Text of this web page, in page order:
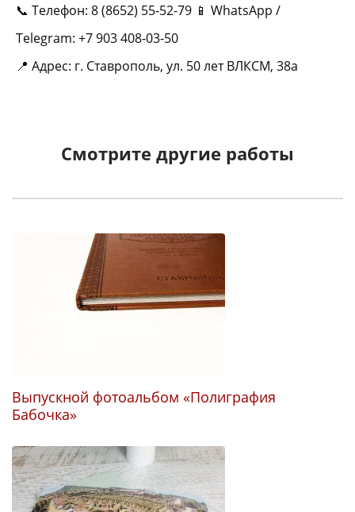
📞 Телефон: 8 (8652) 55-52-79 📱 WhatsApp /
Telegram: +7 903 408-03-50
📍 Адрес: г. Ставрополь, ул. 50 лет ВЛКСМ, 38а
Смотрите другие работы
Выпускной фотоальбом «Полиграфия
Бабочка»